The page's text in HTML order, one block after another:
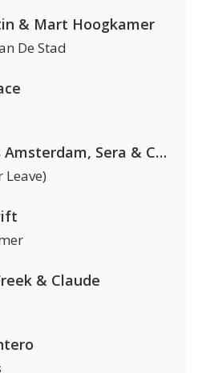
& Mart Hoogkamer
De Stad
Kris Kross Amsterdam, Sera & Conor Maynard
Leave)
& Claude